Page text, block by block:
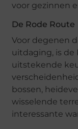
voor gezinnen
De Rode Route
Voor degenen
uitdaging, is de
uitstekende
bossen,
wisselende
interessante